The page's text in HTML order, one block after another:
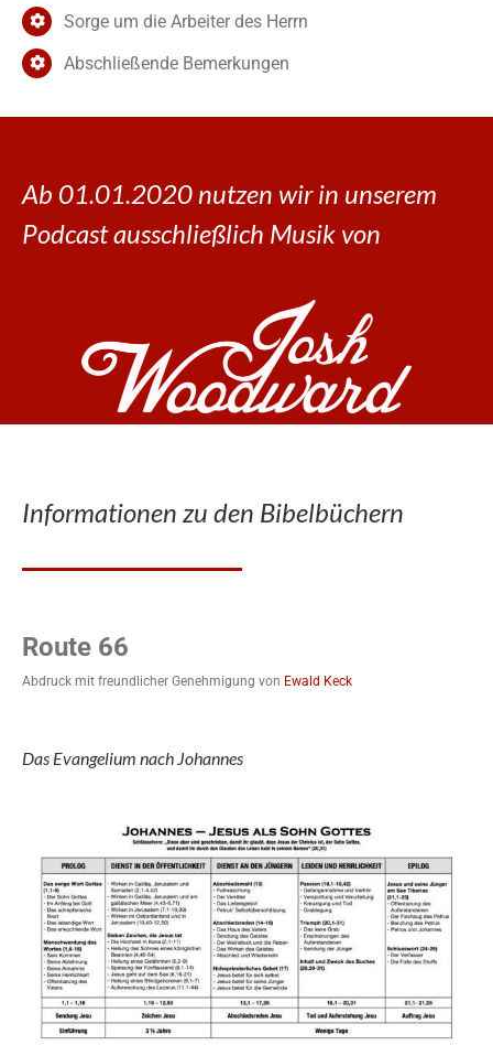
Sorge um die Arbeiter des Herrn
Abschließende Bemerkungen
Ab 01.01.2020 nutzen wir in unserem
Podcast ausschließlich Musik von
Informationen zu den Bibelbüchern
Route 66
Abdruck mit freundlicher Genehmigung von Ewald Keck
Das Evangelium nach Johannes